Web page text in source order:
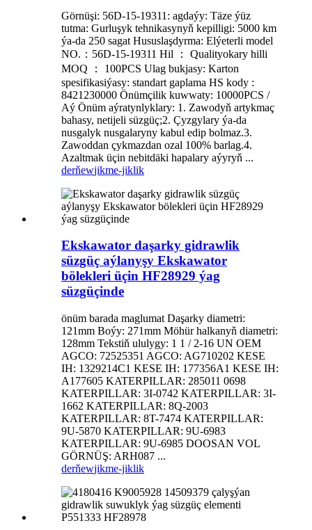
Görnüşi: 56D-15-19311: agdaýy: Täze ýüz
tutma: Gurluşyk tehnikasynyň kepilligi: 5000 km
ýa-da 250 sagat Hususlaşdyrma: Elýeterli model
NO.：56D-15-19311 Hil ： Qualityokary hilli
MOQ ： 100PCS Ulag bukjasy: Karton
spesifikasiýasy: standart gaplama HS kody :
8421230000 Önümçilik kuwwaty: 10000PCS /
Aý Önüm aýratynlyklary: 1. Zawodyň artykmaç
bahasy, netijeli süzgüç;2. Çyzgylary ýa-da
nusgalyk nusgalaryny kabul edip bolmaz.3.
Zawoddan çykmazdan ozal 100% barlag.4.
Azaltmak üçin nebitdäki hapalary aýyryň ...
derňewjikme-jiklik
Ekskawator daşarky gidrawlik
süzgüç aýlanyşy Ekskawator
bölekleri üçin HF28929 ýag
süzgüçinde
önüm barada maglumat Daşarky diametri:
121mm Boýy: 271mm Möhür halkanyň diametri:
128mm Tekstiň ululygy: 1 1 / 2-16 UN OEM
AGCO: 72525351 AGCO: AG710202 KESE
IH: 1329214C1 KESE IH: 177356A1 KESE IH:
A177605 KATERPILLAR: 285011 0698
KATERPILLAR: 3I-0742 KATERPILLAR: 3I-
1662 KATERPILLAR: 8Q-2003
KATERPILLAR: 8T-7474 KATERPILLAR:
9U-5870 KATERPILLAR: 9U-6983
KATERPILLAR: 9U-6985 DOOSAN VOL
GÖRNÜŞ: ARH087 ...
derňewjikme-jiklik